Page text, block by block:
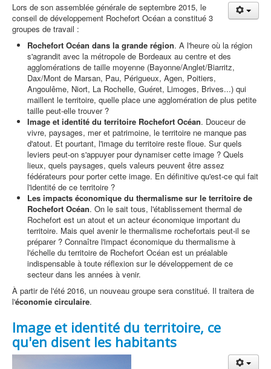
Lors de son assemblée générale de septembre 2015, le
conseil de développement Rochefort Océan a constitué 3
groupes de travail :
Rochefort Océan dans la grande région. A l'heure où la région
s'agrandit avec la métropole de Bordeaux au centre et des
agglomérations de taille moyenne (Bayonne/Anglet/Biarritz,
Dax/Mont de Marsan, Pau, Périgueux, Agen, Poitiers,
Angoulême, Niort, La Rochelle, Guéret, Limoges, Brives...) qui
maillent le territoire, quelle place une agglomération de plus petite
taille peut-elle trouver ?
Image et identité du territoire Rochefort Océan. Douceur de
vivre, paysages, mer et patrimoine, le territoire ne manque pas
d'atout. Et pourtant, l'image du territoire reste floue. Sur quels
leviers peut-on s'appuyer pour dynamiser cette image ? Quels
lieux, quels paysages, quels valeurs peuvent être assez
fédérateurs pour porter cette image. En définitive qu'est-ce qui fait
l'identité de ce territoire ?
Les impacts économique du thermalisme sur le territoire de
Rochefort Océan. On le sait tous, l'établissement thermal de
Rochefort est un atout et un acteur économique important du
territoire. Mais quel avenir le thermalisme rochefortais peut-il se
préparer ? Connaître l'impact économique du thermalisme à
l'échelle du territoire de Rochefort Océan est un préalable
indispensable à toute réflexion sur le développement de ce
secteur dans les années à venir.
À partir de l'été 2016, un nouveau groupe sera constitué. Il traitera de
l'économie circulaire.
Image et identité du territoire, ce
qu'en disent les habitants